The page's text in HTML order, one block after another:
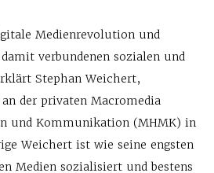
Medienrevolution und
verbundenen sozialen und
Stephan Weichert,
der privaten Macromedia
und Kommunikation (MHMK) in
Weichert ist wie seine engsten
Medien sozialisiert und bestens